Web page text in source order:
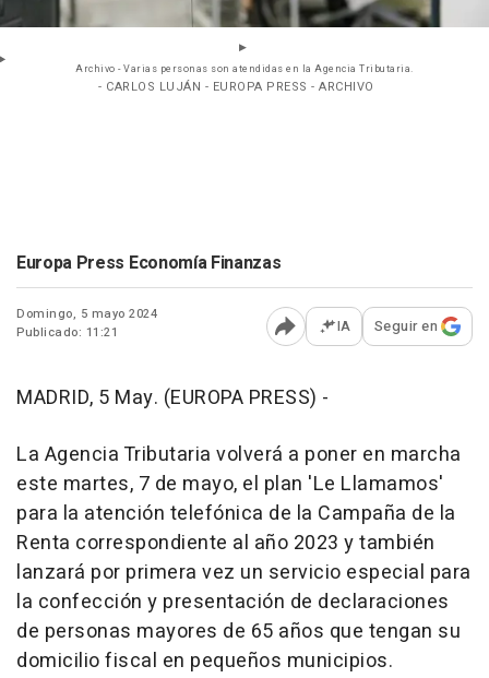
Archivo - Varias personas son atendidas en la Agencia Tributaria.
- CARLOS LUJÁN - EUROPA PRESS - ARCHIVO
Europa Press Economía Finanzas
Domingo, 5 mayo 2024
Publicado: 11:21
Abrir opciones para
IA Seguir en
MADRID, 5 May. (EUROPA PRESS) -
La Agencia Tributaria volverá a poner en marcha
este martes, 7 de mayo, el plan 'Le Llamamos'
para la atención telefónica de la Campaña de la
Renta correspondiente al año 2023 y también
lanzará por primera vez un servicio especial para
la confección y presentación de declaraciones
de personas mayores de 65 años que tengan su
domicilio fiscal en pequeños municipios.